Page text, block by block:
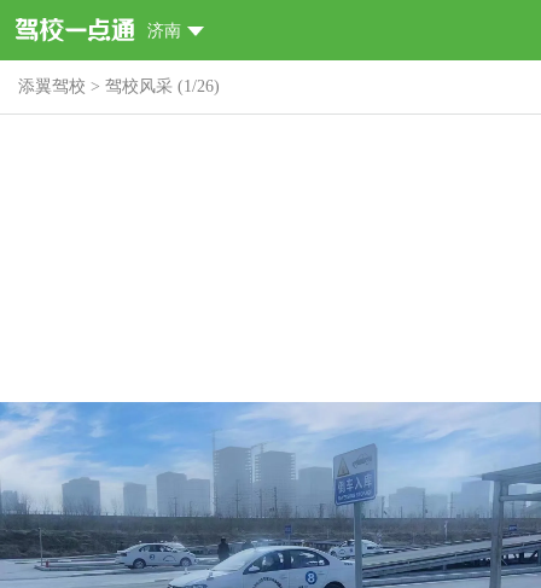
济南
添翼驾校 > 驾校风采 (1/26)